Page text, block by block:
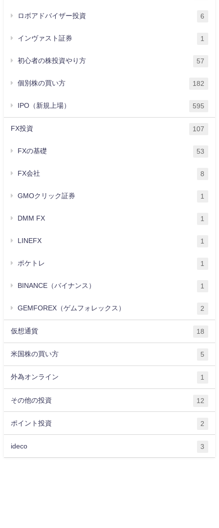
ロボアドバイザー投資 6
インヴァスト証券 1
初心者の株投資やり方 57
個別株の買い方 182
IPO（新規上場） 595
FX投資 107
FXの基礎 53
FX会社 8
GMOクリック証券 1
DMM FX 1
LINEFX 1
ポケトレ 1
BINANCE（バイナンス） 1
GEMFOREX（ゲムフォレックス） 2
仮想通貨 18
米国株の買い方 5
外為オンライン 1
その他の投資 12
ポイント投資 2
ideco 3